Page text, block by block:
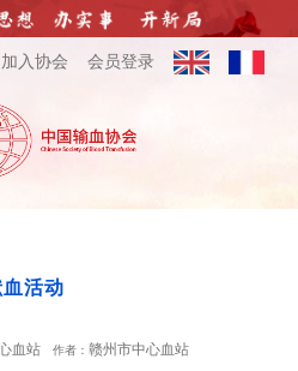
加入协会 会员登录
活动
血站 作者： 赣州市中心血站